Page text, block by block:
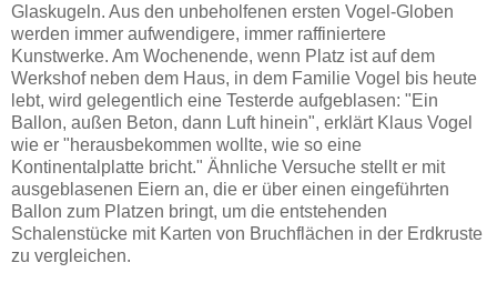
Glaskugeln. Aus den unbeholfenen ersten Vogel-Globen
werden immer aufwendigere, immer raffiniertere
Kunstwerke. Am Wochenende, wenn Platz ist auf dem
Werkshof neben dem Haus, in dem Familie Vogel bis heute
lebt, wird gelegentlich eine Testerde aufgeblasen: "Ein
Ballon, außen Beton, dann Luft hinein", erklärt Klaus Vogel
wie er "herausbekommen wollte, wie so eine
Kontinentalplatte bricht." Ähnliche Versuche stellt er mit
ausgeblasenen Eiern an, die er über einen eingeführten
Ballon zum Platzen bringt, um die entstehenden
Schalenstücke mit Karten von Bruchflächen in der Erdkruste
zu vergleichen.